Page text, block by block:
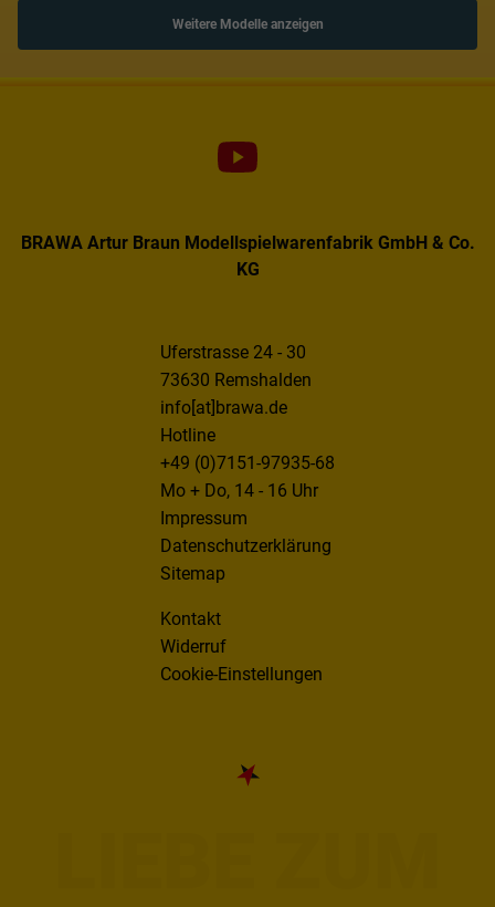
Weitere Modelle anzeigen
BRAWA Artur Braun Modellspielwarenfabrik GmbH & Co.
KG
Uferstrasse 24 - 30
73630 Remshalden
info[at]brawa.de
Hotline
+49 (0)7151-97935-68
Mo + Do, 14 - 16 Uhr
Impressum
Datenschutzerklärung
Sitemap
Kontakt
Widerruf
Cookie-Einstellungen